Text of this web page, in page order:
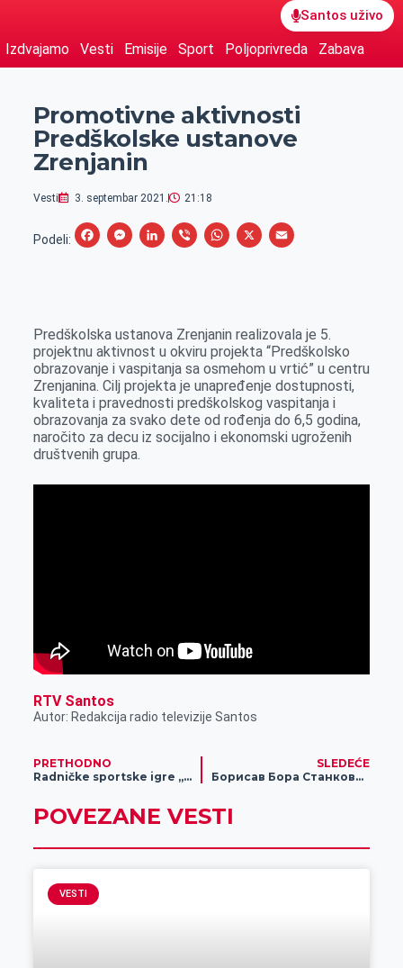
Santos uživo
Izdvajamo Vesti Emisije Sport Poljoprivreda Zabava
Promotivne aktivnosti
Predškolske ustanove
Zrenjanin
Vesti 3. septembar 2021. 21:18
Podeli:
F
b
o
o
k
M
e
n
g
e
r
L
e
d
I
n
V
r
W
s
A
p
p
X
E
l
Predškolska ustanova Zrenjanin realizovala je 5.
projektnu aktivnost u okviru projekta “Predškolsko
obrazovanje i vaspitanja sa osmehom u vrtić” u centru
Zrenjanina. Cilj projekta je unapređenje dostupnosti,
kvaliteta i pravednosti predškolskog vaspitanja i
obrazovanja za svako dete od rođenja do 6,5 godina,
naročito za decu iz socijalno i ekonomski ugroženih
društvenih grupa.
RTV Santos
Autor: Redakcija radio televizije Santos
PRETHODNO
Radničke sportske igre „Sunčev breg 2021“ održane u Bugarskoj
SLEDEĆE
Борисав Бора Станковић
POVEZANE VESTI
VESTI